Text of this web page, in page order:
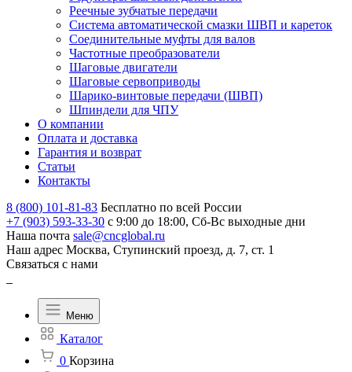
Реечные зубчатые передачи
Система автоматической смазки ШВП и кареток
Соединительные муфты для валов
Частотные преобразователи
Шаговые двигатели
Шаговые сервоприводы
Шарико-винтовые передачи (ШВП)
Шпиндели для ЧПУ
О компании
Оплата и доставка
Гарантия и возврат
Статьи
Контакты
8 (800) 101-81-83 Бесплатно по всей России
+7 (903) 593-33-30 с 9:00 до 18:00, Сб-Вс выходные дни
Наша почта sale@cncglobal.ru
Наш адрес Москва, Ступинский проезд, д. 7, ст. 1
Связаться с нами
Меню
Каталог
0 Корзина